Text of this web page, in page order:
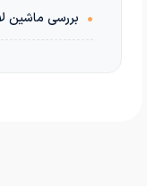
• بررسی ماشین